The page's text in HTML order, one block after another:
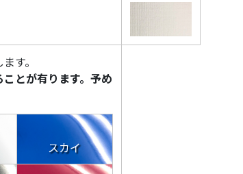
す。
とが有ります。予め
スカイ